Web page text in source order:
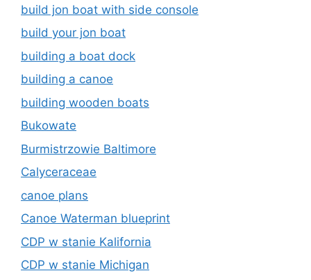
build jon boat with side console
build your jon boat
building a boat dock
building a canoe
building wooden boats
Bukowate
Burmistrzowie Baltimore
Calyceraceae
canoe plans
Canoe Waterman blueprint
CDP w stanie Kalifornia
CDP w stanie Michigan